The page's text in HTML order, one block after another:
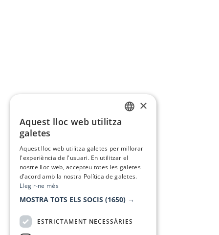
×
Aquest lloc web utilitza
galetes
Aquest lloc web utilitza galetes per millorar
l'experiència de l'usuari. En utilitzar el
nostre lloc web, accepteu totes les galetes
d’acord amb la nostra Política de galetes.
Llegir-ne més
MOSTRA TOTS ELS SOCIS (1650) →
ESTRICTAMENT NECESSÀRIES